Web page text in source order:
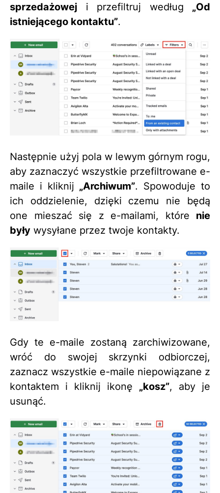
sprzedażowej i przefiltruj według „Od
istniejącego kontaktu”.
Następnie użyj pola w lewym górnym rogu,
aby zaznaczyć wszystkie przefiltrowane e-
maile i kliknij „Archiwum”. Spowoduje to
ich oddzielenie, dzięki czemu nie będą
one mieszać się z e-mailami, które nie
były wysyłane przez twoje kontakty.
Gdy te e-maile zostaną zarchiwizowane,
wróć do swojej skrzynki odbiorczej,
zaznacz wszystkie e-maile niepowiązane z
kontaktem i kliknij ikonę „kosz”, aby je
usunąć.